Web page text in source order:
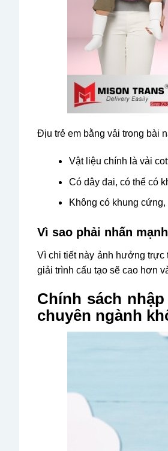
Địu trẻ em bằng vải trong bài
Vật liệu chính là vải
Có dây đai, có thể có
Không có khung
Vì sao phải nhấn
Vì chi tiết này ảnh hưởng trực
giải trình cấu tạo sẽ cao hơn
Chính sách
chuyên ngành